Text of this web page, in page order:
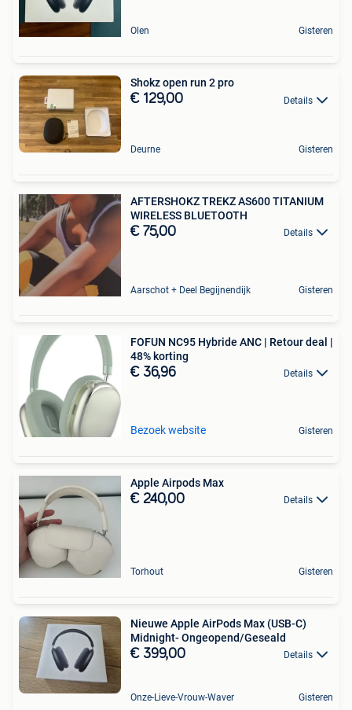
Olen Gisteren
Shokz open run 2 pro
€ 129,00 Details
Deurne Gisteren
AFTERSHOKZ TREKZ AS600 TITANIUM
WIRELESS BLUETOOTH
€ 75,00 Details
Aarschot + Deel Begijnendijk Gisteren
FOFUN NC95 Hybride ANC | Retour deal |
48% korting
€ 36,96 Details
Bezoek website Gisteren
Apple Airpods Max
€ 240,00 Details
Torhout Gisteren
Nieuwe Apple AirPods Max (USB-C)
Midnight- Ongeopend/Geseald
€ 399,00 Details
Onze-Lieve-Vrouw-Waver Gisteren